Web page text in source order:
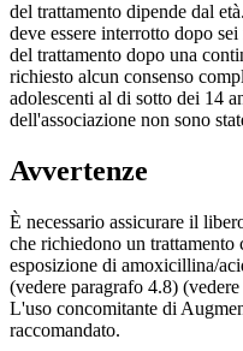
del trattamento dipende dal
deve essere interrotto dopo
del trattamento dopo una
richiesto alcun consenso
adolescenti al di sotto dei 14
dell'associazione non sono
Avvertenze
È necessario assicurare il
che richiedono un
esposizione di amoxicillina/
(vedere paragrafo 4.8)
L'uso concomitante di
raccomandato.